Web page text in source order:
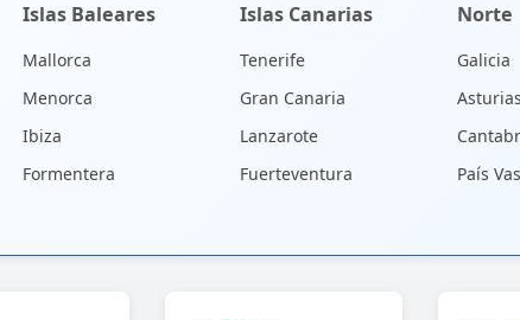
Islas Baleares
Mallorca
Menorca
Ibiza
Formentera
Islas Canarias
Tenerife
Gran Canaria
Lanzarote
Fuerteventura
Norte
Galicia
Asturias
País